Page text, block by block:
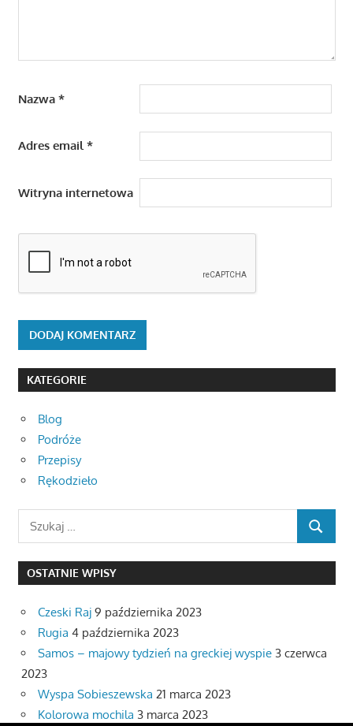
Nazwa *
Adres email*
Witryna internetowa
KATEGORIE
Blog
Podróże
Przepisy
Rękodzieło
Search
for:
SEARCH
OSTATNIE WPISY
Czeski Raj 9 października 2023
Rugia 4 października 2023
Samos – majowy tydzień na greckiej wyspie 3 czerwca
2023
Wyspa Sobieszewska 21 marca 2023
Kolorowa mochila 3 marca 2023